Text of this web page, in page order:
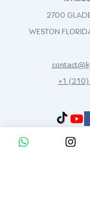
2700
WESTON
+1